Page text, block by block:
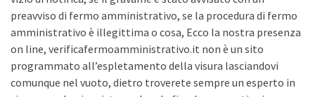
preavviso di fermo amministrativo, se la procedura di fermo
amministrativo è illegittima o cosa, Ecco la nostra presenza
on line, verificafermoamministrativo.it non è un sito
programmato all’espletamento della visura lasciandovi
comunque nel vuoto, dietro troverete sempre un esperto in